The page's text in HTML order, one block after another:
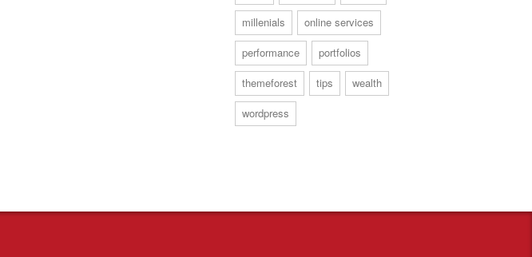
millenials
online services
performance
portfolios
themeforest
tips
wealth
wordpress